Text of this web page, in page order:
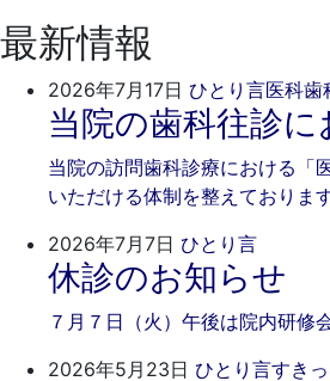
最新情報
2026年7月17日 ひとり言医科歯
当院の歯科往診
当院の訪問歯科診療における「
いただける体制を整えており
2026年7月7日 ひとり言2026
年
7
月
7
ご
き
そ
歯
科
休診のお知らせ
７月７日（火）午後は院内研修
2026年5月23日 ひとり言すき